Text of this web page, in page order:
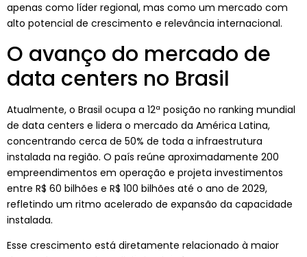
apenas como líder regional, mas como um mercado com
alto potencial de crescimento e relevância internacional.
O avanço do mercado de
data centers no Brasil
Atualmente, o Brasil ocupa a 12ª posição no ranking mundial
de data centers e lidera o mercado da América Latina,
concentrando cerca de 50% de toda a infraestrutura
instalada na região. O país reúne aproximadamente 200
empreendimentos em operação e projeta investimentos
entre R$ 60 bilhões e R$ 100 bilhões até o ano de 2029,
refletindo um ritmo acelerado de expansão da capacidade
instalada.
Esse crescimento está diretamente relacionado à maior